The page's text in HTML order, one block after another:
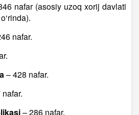
nafar (asosiy uzoq xorij davlati
nafar.
– 428 nafar.
– 286 nafar.